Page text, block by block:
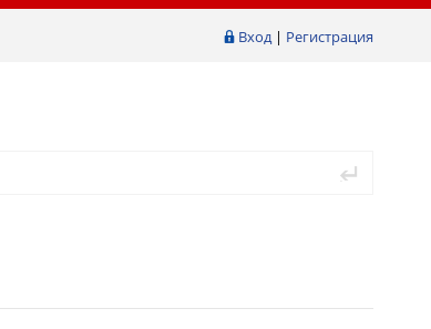
Вход| Регистрация